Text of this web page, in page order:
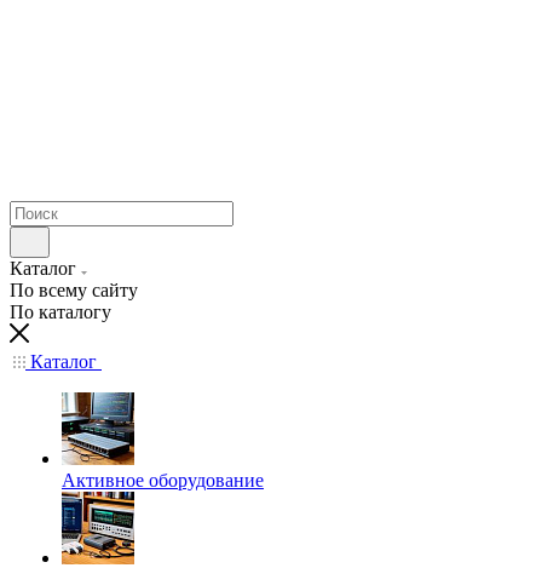
Каталог
По всему сайту
По каталогу
Каталог
Активное оборудование